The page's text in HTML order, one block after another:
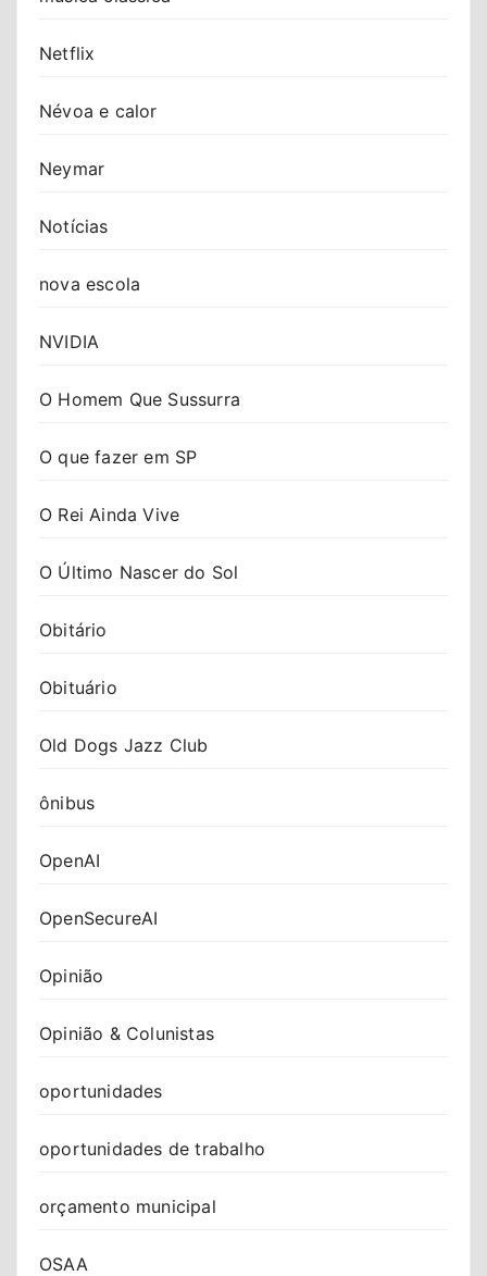
Netflix
Névoa e calor
Neymar
Notícias
nova escola
NVIDIA
O Homem Que Sussurra
O que fazer em SP
O Rei Ainda Vive
O Último Nascer do Sol
Obitário
Obituário
Old Dogs Jazz Club
ônibus
OpenAI
OpenSecureAI
Opinião
Opinião & Colunistas
oportunidades
oportunidades de trabalho
orçamento municipal
OSAA